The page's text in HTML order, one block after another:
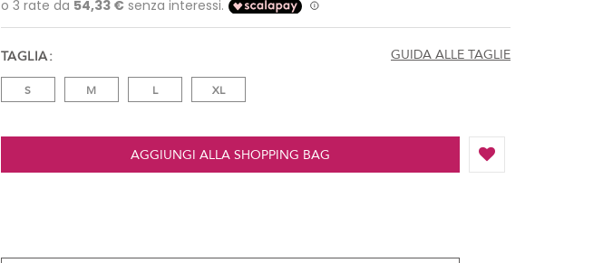
TAGLIA
S M L XL
GUIDA ALLE TAGLIE
AGGIUNGI ALLA SHOPPING BAG